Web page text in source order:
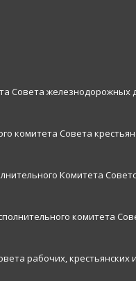
Совета железнодорожных
комитета Совета
Комитета
комитета
рабочих,